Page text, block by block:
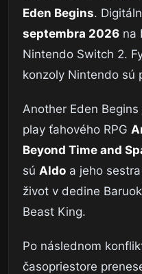
Eden Begins.
septembra 2026 na
Nintendo Switch 2.
konzoly Nintendo sú
Another Eden
play ťahového RPG
Beyond Time and
sú Aldo a jeho sestra
život v dedine
Beast King.
Po následnom
časopriestore